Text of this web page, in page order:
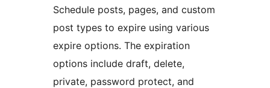
Schedule posts, pages, and custom
post types to expire using various
expire options. The expiration
options include draft, delete,
private, password protect, and